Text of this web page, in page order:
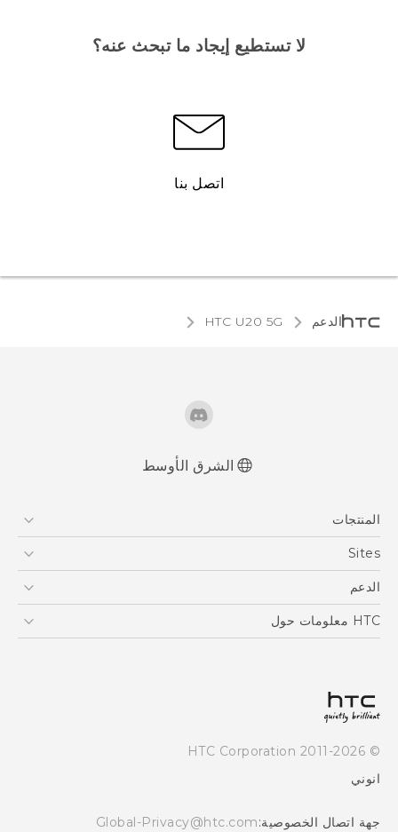
لا تستطيع إيجاد ما تبحث عنه؟
اتصل بنا
الدعم ‎HTC U20 5G‎
العربية - دليل المستخدم
الشرق الأوسط
المنتجات
5G
EXODUS
Sites
HTC Dev
الدعم
الدعم
HTC معلومات حول
سياسة الخصوصية
Security and Privacy Whitepaper
© 2011-2026 HTC Corporation
انوني
جهة اتصال الخصوصية:Global-Privacy@htc.com